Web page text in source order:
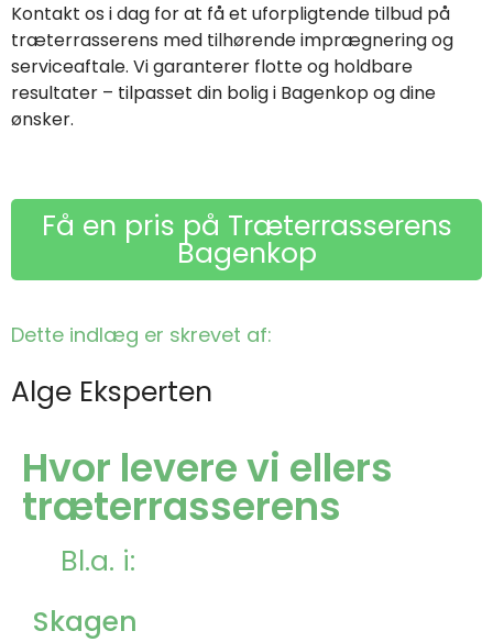
Kontakt os i dag for at få et uforpligtende tilbud på
træterrasserens med tilhørende imprægnering og
serviceaftale. Vi garanterer flotte og holdbare
resultater – tilpasset din bolig i Bagenkop og dine
ønsker.
Få en pris på Træterrasserens
Bagenkop
Dette indlæg er skrevet af:
Alge Eksperten
Hvor levere vi ellers
træterrasserens
Bl.a. i:
Skagen